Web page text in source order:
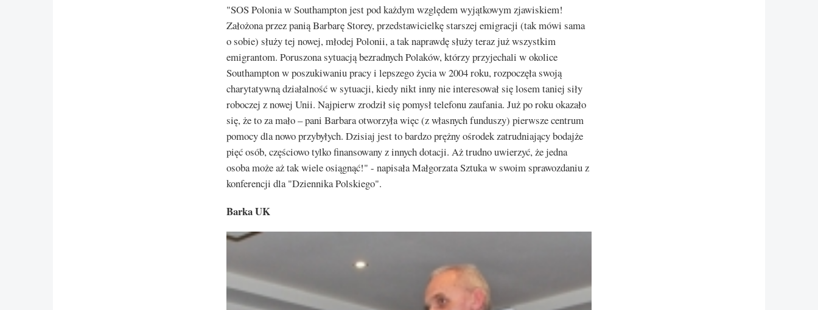
"SOS Polonia w Southampton jest pod każdym względem wyjątkowym zjawiskiem!
Założona przez panią Barbarę Storey, przedstawicielkę starszej emigracji (tak mówi sama
o sobie) służy tej nowej, młodej Polonii, a tak naprawdę służy teraz już wszystkim
emigrantom. Poruszona sytuacją bezradnych Polaków, którzy przyjechali w okolice
Southampton w poszukiwaniu pracy i lepszego życia w 2004 roku, rozpoczęła swoją
charytatywną działalność w sytuacji, kiedy nikt inny nie interesował się losem taniej siły
roboczej z nowej Unii. Najpierw zrodził się pomysł telefonu zaufania. Już po roku okazało
się, że to za mało – pani Barbara otworzyła więc (z własnych funduszy) pierwsze centrum
pomocy dla nowo przybyłych. Dzisiaj jest to bardzo prężny ośrodek zatrudniający bodajże
pięć osób, częściowo tylko finansowany z innych dotacji. Aż trudno uwierzyć, że jedna
osoba może aż tak wiele osiągnąć!" - napisała Małgorzata Sztuka w swoim sprawozdaniu z
konferencji dla "Dziennika Polskiego".
Barka UK